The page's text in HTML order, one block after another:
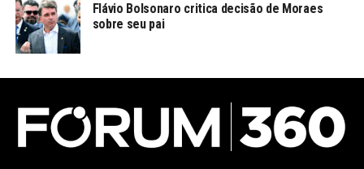
Flávio Bolsonaro critica decisão de Moraes
sobre seu pai